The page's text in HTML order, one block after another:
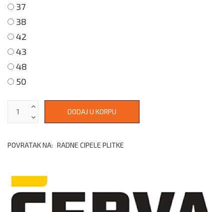
37
38
42
43
48
50
POVRATAK NA: RADNE CIPELE PLITKE